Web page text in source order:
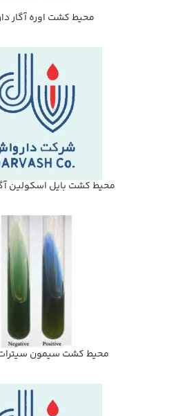
محيط كشت اوره آگار
محيط كشت بايل اسكولين
محيط كشت سيمون